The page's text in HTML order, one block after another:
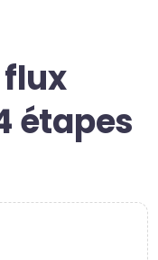
étapes